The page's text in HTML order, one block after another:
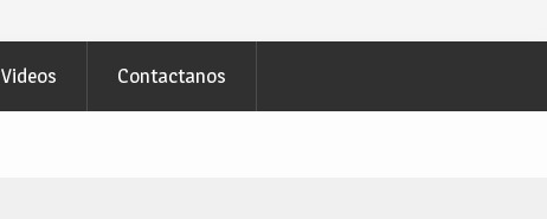
Videos Contactanos